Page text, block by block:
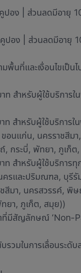
อง | ส่วนลดมีอายุ
ปอง | ส่วนลดมีอายุ
พื้นที่และเงื่อนไขเป็น
สำหรับผู้ใช้บริการ
สำหรับผู้ใช้บริการใ
อนแก่น, นครราชสีม
กระบี่, พัทยา, ภูเก็ต,
สำหรับผู้ใช้บริการ
นครและปริมณฑล, บุรี
สีมา, นครสวรรค์, พิ
ยา, ภูเก็ต, สมุย))
ที่มีสัญลักษณ์ ‘Non-
วมในการเลื่อนระดับ